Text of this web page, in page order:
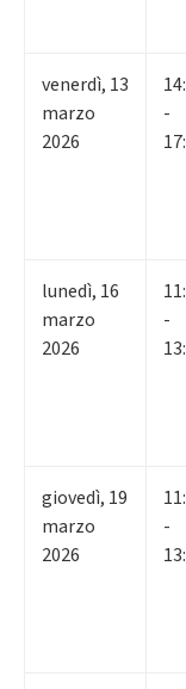
venerdì, 13
marzo
2026
-
lunedì, 16
marzo
2026
-
giovedì, 19
marzo
2026
-